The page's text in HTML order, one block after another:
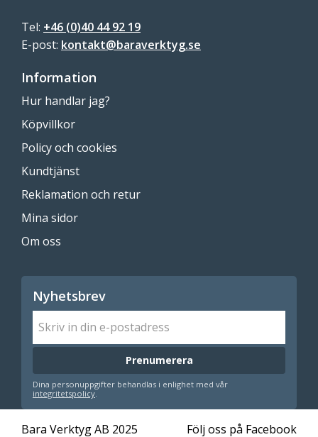
Tel: +46 (0)40 44 92 19
E-post: kontakt@baraverktyg.se
Information
Hur handlar jag?
Köpvillkor
Policy och cookies
Kundtjänst
Reklamation och retur
Mina sidor
Om oss
Nyhetsbrev
Prenumerera
Dina personuppgifter behandlas i enlighet med vår
integritetspolicy.
Bara Verktyg AB 2025 Följ oss på Facebook